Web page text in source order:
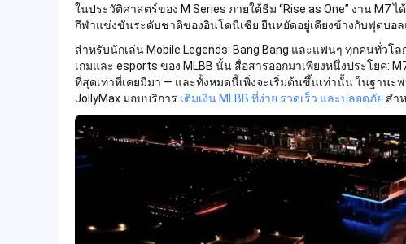
ในประวัติศาสตร์ของ M Series ภายใต้ธีม “Rise as One” งาน
กีฬาแข่งขันระดับชาติของอินโดนีเซีย ยืนหยัดอยู่เคียงข้างกับฟุตบอ
สำหรับนักเล่น Mobile Legends: Bang Bang และแฟนๆ ทุกคนทั่วโ
เกมและ esports ของ MLBB นั้น สื่อสารออกมาเพียงหนึ่งประโยค:
ที่สุดเท่าที่เคยมีมา — และทั้งหมดนี้เพิ่งจะเริ่มต้นขึ้นเท่านั้น ในฐานะพ
JollyMax มอบบริการ เติมเงิน MLBB ที่ง่าย รวดเร็ว และปลอดภัย สำ